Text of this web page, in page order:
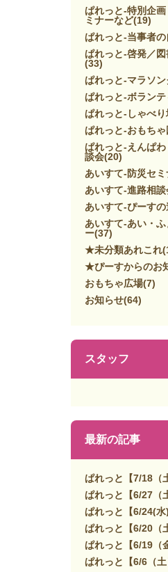
ぱれっと-特別企
ミナーなど(19)
ぱれっと-当事者
ぱれっと-啓発／
(33)
ぱれっと-マラソ
ぱれっと-ボラン
ぱれっと-しゃべり
ぱれっと-おもち
ぱれっと-えんぱ
談会(20)
あいすて-防災セ
あいすて-進路相談
あいすて-ぴーす
あいすて-あい・
ー(37)
★未分類あれこれ
★ぴーすからのお
おもちゃ広場(7)
お知らせ(64)
スタッフ
最新の記事
ぱれっと【7/18
ぱれっと【6/27（
ぱれっと【6/24(
ぱれっと【6/20（
ぱれっと【6/19（
ぱれっと【6/6（